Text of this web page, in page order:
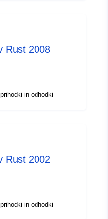
Rust 2008
in odhodki
Rust 2002
in odhodki